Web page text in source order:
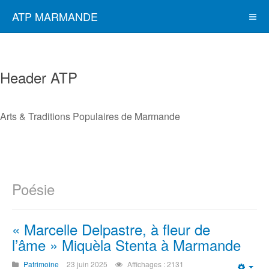
ATP MARMANDE
Header ATP
Arts & Traditions Populaires de Marmande
Poésie
« Marcelle Delpastre, à fleur de
l’âme » Miquèla Stenta à Marmande
Patrimoine 23 juin 2025 Affichages : 2131